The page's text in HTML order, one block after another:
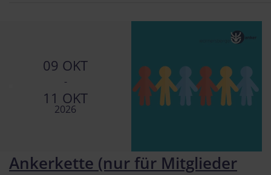
09 OKT
-
11 OKT
2026
Ankerkette (nur für Mitglieder